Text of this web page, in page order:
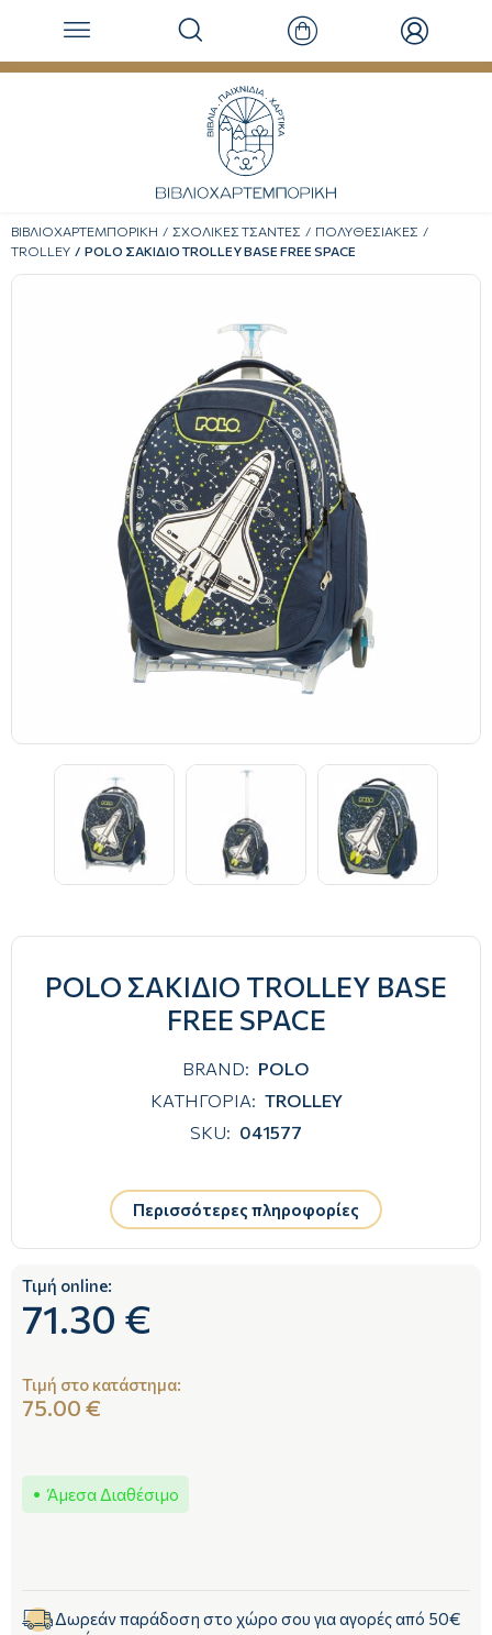
ΒΙΒΛΙΟΧΑΡΤΕΜΠΟΡΙΚΗ ΣΧΟΛΙΚΕΣ ΤΣΑΝΤΕΣ
ΠΟΛΥΘΕΣΙΑΚΕΣ
TROLLEY
POLO ΣΑΚΙΔΙΟ TROLLEY BASE FREE SPACE
POLO ΣΑΚΙΔΙΟ TROLLEY BASE
FREE SPACE
BRAND: POLO
ΚΑΤΗΓΟΡΙΑ: TROLLEY
SKU: 041577
Περισσότερες πληροφορίες
Τιμή online:
71.30 €
Τιμή στο κατάστημα:
75.00 €
Άμεσα Διαθέσιμο
Δωρεάν παράδοση στο χώρο σου για αγορές από 50€